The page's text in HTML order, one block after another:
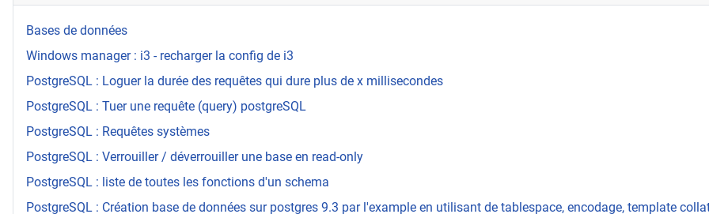
Bases de données
Windows manager : i3 - recharger la config de i3
PostgreSQL : Loguer la durée des requêtes qui dure plus de x millisecondes
PostgreSQL : Tuer une requête (query) postgreSQL
PostgreSQL : Requêtes systèmes
PostgreSQL : Verrouiller / déverrouiller une base en read-only
PostgreSQL : liste de toutes les fonctions d'un schema
PostgreSQL : Création base de données sur postgres 9.3 par l'example en utilisant de tablespace, encodage, template